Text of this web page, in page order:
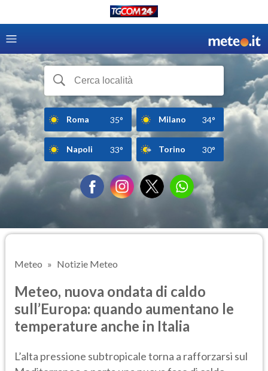
Roma 35° Milano 34°
Napoli 33° Torino 30°
Meteo Notizie Meteo
Meteo, nuova ondata di caldo
sull’Europa: quando aumentano le
temperature anche in Italia
L’alta pressione subtropicale torna a rafforzarsi sul